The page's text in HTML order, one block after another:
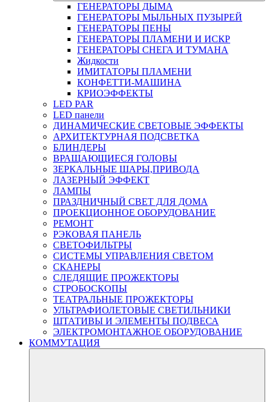
ГЕНЕРАТОРЫ ДЫМА
ГЕНЕРАТОРЫ МЫЛЬНЫХ ПУЗЫРЕЙ
ГЕНЕРАТОРЫ ПЕНЫ
ГЕНЕРАТОРЫ ПЛАМЕНИ И ИСКР
ГЕНЕРАТОРЫ СНЕГА И ТУМАНА
Жидкости
ИМИТАТОРЫ ПЛАМЕНИ
КОНФЕТТИ-МАШИНА
КРИОЭФФЕКТЫ
LED PAR
LED панели
ДИНАМИЧЕСКИЕ СВЕТОВЫЕ ЭФФЕКТЫ
АРХИТЕКТУРНАЯ ПОДСВЕТКА
БЛИНДЕРЫ
ВРАЩАЮЩИЕСЯ ГОЛОВЫ
ЗЕРКАЛЬНЫЕ ШАРЫ,ПРИВОДА
ЛАЗЕРНЫЙ ЭФФЕКТ
ЛАМПЫ
ПРАЗДНИЧНЫЙ СВЕТ ДЛЯ ДОМА
ПРОЕКЦИОННОЕ ОБОРУДОВАНИЕ
РЕМОНТ
РЭКОВАЯ ПАНЕЛЬ
СВЕТОФИЛЬТРЫ
СИСТЕМЫ УПРАВЛЕНИЯ СВЕТОМ
СКАНЕРЫ
СЛЕДЯЩИЕ ПРОЖЕКТОРЫ
СТРОБОСКОПЫ
ТЕАТРАЛЬНЫЕ ПРОЖЕКТОРЫ
УЛЬТРАФИОЛЕТОВЫЕ СВЕТИЛЬНИКИ
ШТАТИВЫ И ЭЛЕМЕНТЫ ПОДВЕСА
ЭЛЕКТРОМОНТАЖНОЕ ОБОРУДОВАНИЕ
КОММУТАЦИЯ